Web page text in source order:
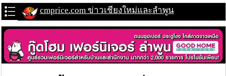
cmprice.com ข่าวเชียงใหม่และลำพูน